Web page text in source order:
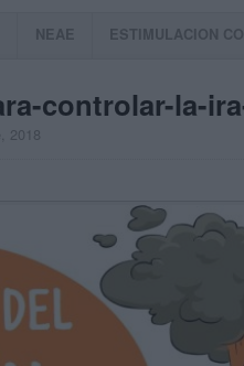
NEAE ESTIMULACION
controlar-la-
2018